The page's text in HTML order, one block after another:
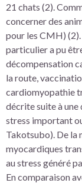
21 chats (2).
concerner des
pour les CMH) (2).
particulier a pu
décompensation
la route,
cardiomyopathie
décrite suite à une
stress important
Takotsubo). De la
myocardiques
au stress généré
En comparaison